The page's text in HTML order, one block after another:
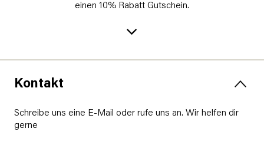
einen 10% Rabatt Gutschein.
Kontakt
Schreibe uns eine E-Mail oder rufe uns an. Wir helfen dir
gerne